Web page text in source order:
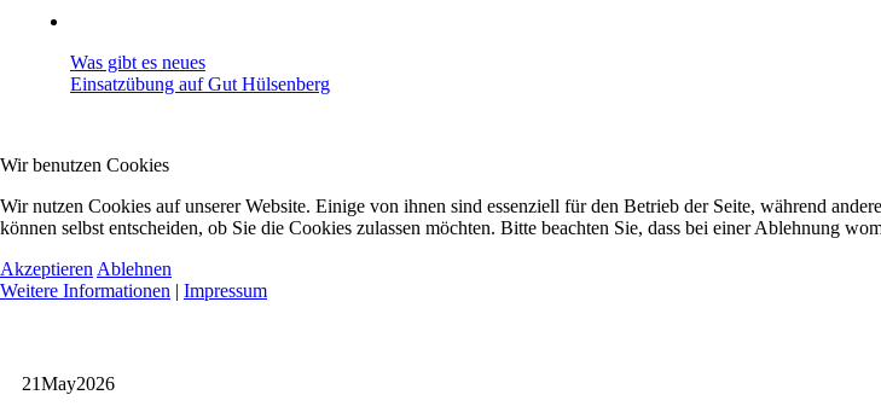
Was gibt es neues
Einsatzübung auf Gut Hülsenberg
21May2026
Wir benutzen Cookies
Wir nutzen Cookies auf unserer Website. Einige von ihnen sind essenziell für den Betrieb der Seite, während
können selbst entscheiden, ob Sie die Cookies zulassen möchten. Bitte beachten Sie, dass bei einer Ablehnung
Akzeptieren Ablehnen
Weitere Informationen | Impressum